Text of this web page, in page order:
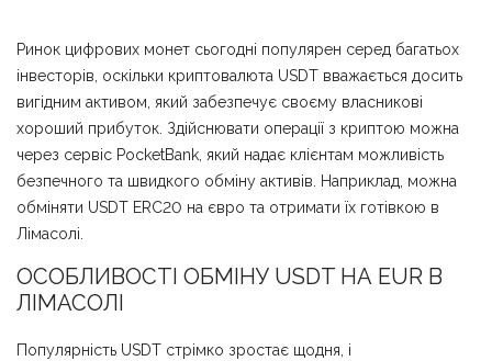
Ринок цифрових монет сьогодні популярен серед багатьох
інвесторів, оскільки криптовалюта USDT вважається досить
вигідним активом, який забезпечує своєму власникові
хороший прибуток. Здійснювати операції з криптою можна
через сервіс PocketBank, який надає клієнтам можливість
безпечного та швидкого обміну активів. Наприклад, можна
обміняти USDT ERC20 на євро та отримати їх готівкою в
Лімасолі.
ОСОБЛИВОСТІ ОБМІНУ USDT НА EUR В
ЛІМАСОЛІ
Популярність USDT стрімко зростає щодня, і